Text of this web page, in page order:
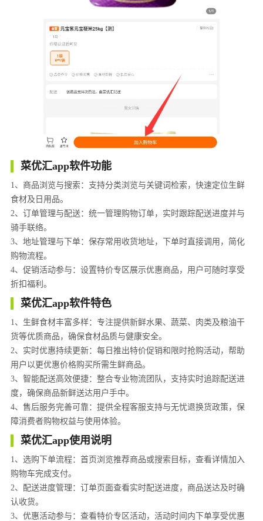
菜优汇app软件功能
1、商品浏览与搜索：支持分类浏览与关键词检索，快速定位生鲜
食材及日用品。
2、订单管理与配送：统一管理购物订单，实时跟踪配送进度并与
骑手联络。
3、地址管理与下单：保存常用收货地址，下单时直接调用，简化
购物流程。
4、促销活动参与：设置特价专区展示优惠商品，用户可随时享受
折扣福利。
菜优汇app软件特色
1、生鲜食材丰富多样：专注提供新鲜水果、蔬菜、肉类及粮油干
货等优质商品，确保食材品质与健康安全。
2、实时优惠持续更新：每日推出特价促销和限时抢购活动，帮助
用户以更优惠价格购买所需生鲜商品。
3、智能配送高效便捷：整合专业物流团队，支持实时追踪配送进
度，确保商品新鲜送达用户手中。
4、售后服务完善可靠：提供全程客服支持与无忧退换货政策，保
障消费者购物权益与使用体验。
菜优汇app使用说明
1、选购下单流程：首页浏览推荐商品或搜索目标，查看详情加入
购物车完成支付。
2、配送进度管理：订单页面查看实时配送进度，商品送达及时确
认收货。
3、优惠活动参与：查看特价专区活动，活动时间内下单享受优惠